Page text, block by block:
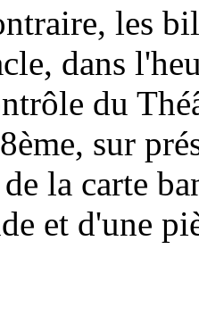
les
dans
du
sur
la carte
et d'une